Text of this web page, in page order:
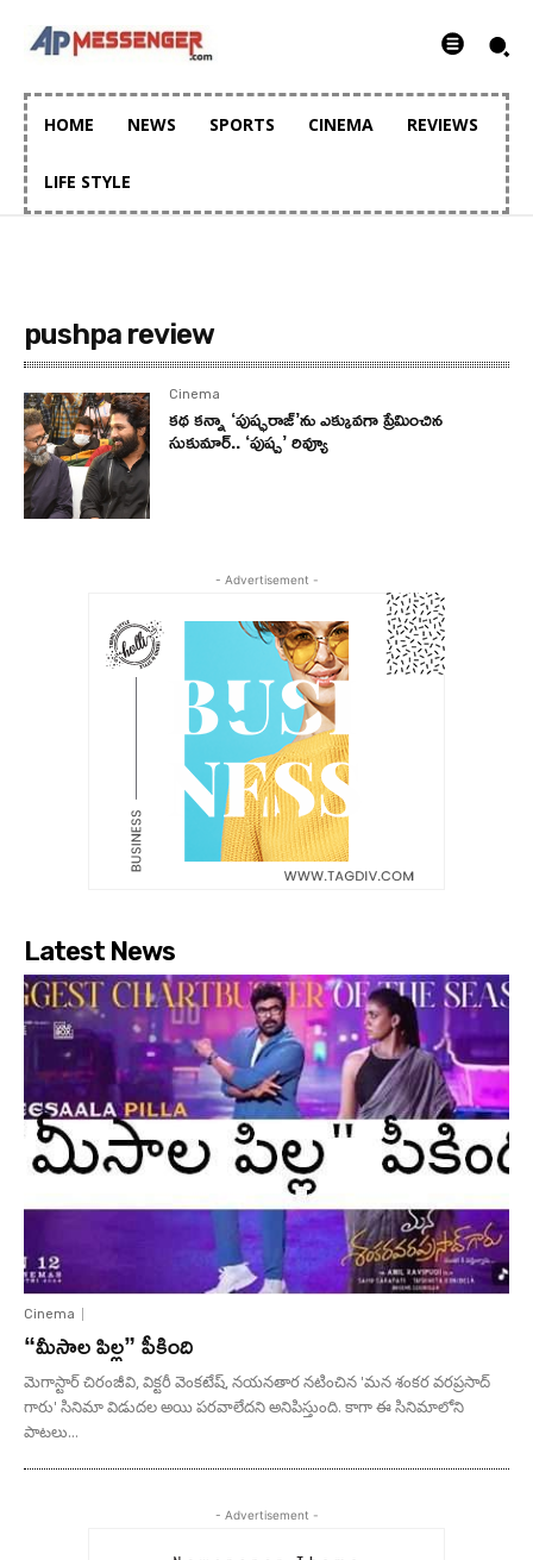
HOME NEWS SPORTS CINEMA REVIEWS
LIFE STYLE
pushpa review
Cinema
కథ కన్నా ‘పుష్ఫరాజ్‌’ను ఎక్కువగా ప్రేమించిన
సుకుమార్‌.. ‘పుష్ప’ రివ్యూ
- Advertisement -
Latest News
Cinema
“మీసాల పిల్ల” పీకింది
మెగాస్టార్ చిరంజీవి, విక్టరీ వెంకటేష్, నయనతార నటించిన 'మన శంకర వరప్రసాద్
గారు' సినిమా విడుదల అయి పరవాలేదని అనిపిస్తుంది. కాగా ఈ సినిమాలోని
పాటలు...
- Advertisement -